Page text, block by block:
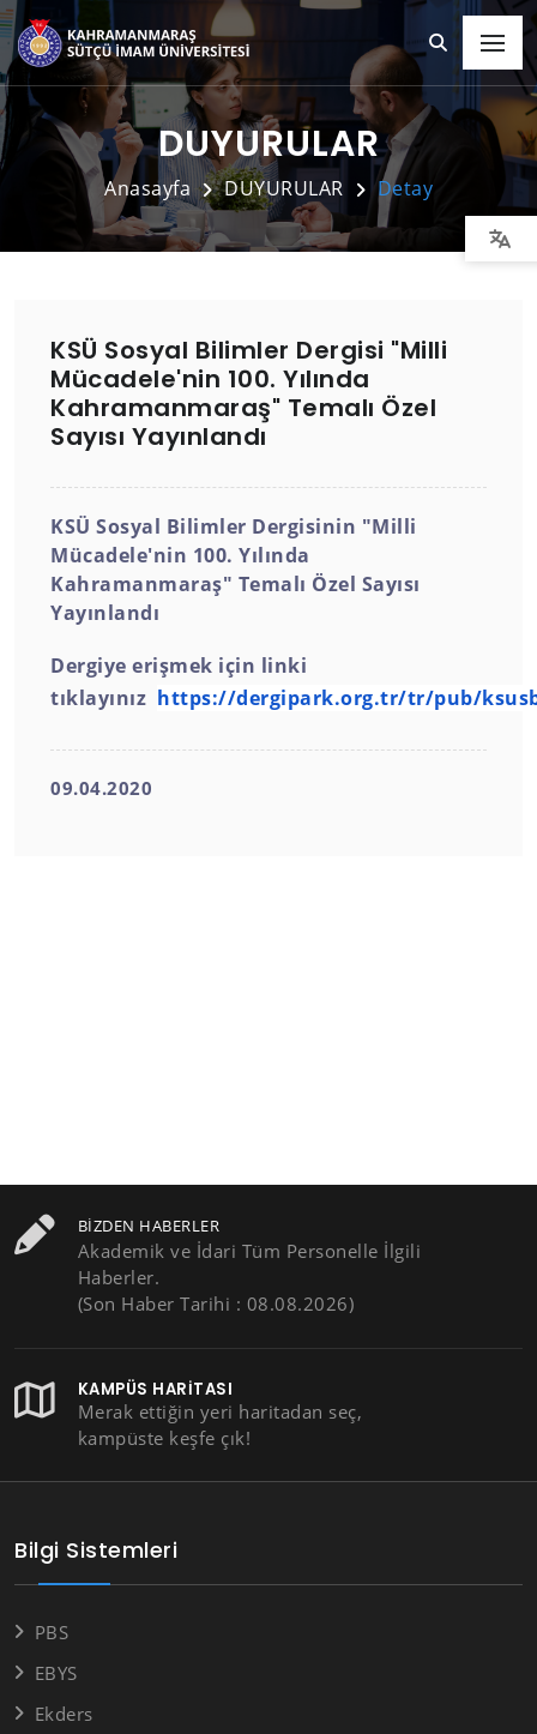
DUYURULAR
Anasayfa DUYURULAR Detay
KSÜ Sosyal Bilimler Dergisi "Milli
Mücadele'nin 100. Yılında
Kahramanmaraş" Temalı Özel
Sayısı Yayınlandı
KSÜ Sosyal Bilimler Dergisinin "Milli
Mücadele'nin 100. Yılında
Kahramanmaraş" Temalı Özel Sayısı
Yayınlandı
Dergiye erişmek için linki
tıklayınız https://dergipark.org.tr/tr/pub/
09.04.2020
BIZDEN HABERLER
Akademik ve İdari Tüm Personelle İlgili
Haberler.
(Son Haber Tarihi : 08.08.2026)
KAMPÜS HARITASI
Merak ettiğin yeri haritadan seç,
kampüste keşfe çık!
Bilgi Sistemleri
PBS
EBYS
Ekders